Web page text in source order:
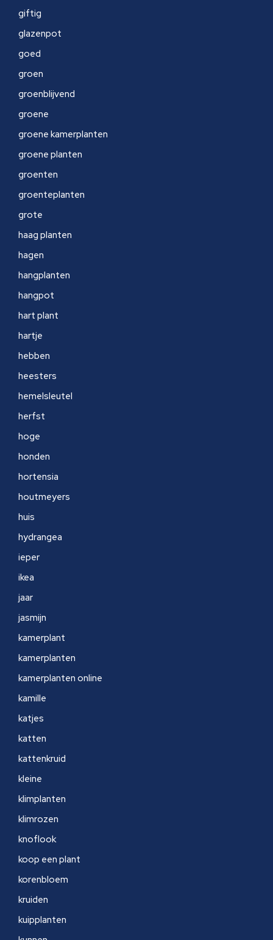
giftig
glazenpot
goed
groen
groenblijvend
groene
groene kamerplanten
groene planten
groenten
groenteplanten
grote
haag planten
hagen
hangplanten
hangpot
hart plant
hartje
hebben
heesters
hemelsleutel
herfst
hoge
honden
hortensia
houtmeyers
huis
hydrangea
ieper
ikea
jaar
jasmijn
kamerplant
kamerplanten
kamerplanten online
kamille
katjes
katten
kattenkruid
kleine
klimplanten
klimrozen
knoflook
koop een plant
korenbloem
kruiden
kuipplanten